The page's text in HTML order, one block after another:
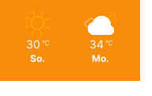
30 ℃
So.
34 ℃
Mo.